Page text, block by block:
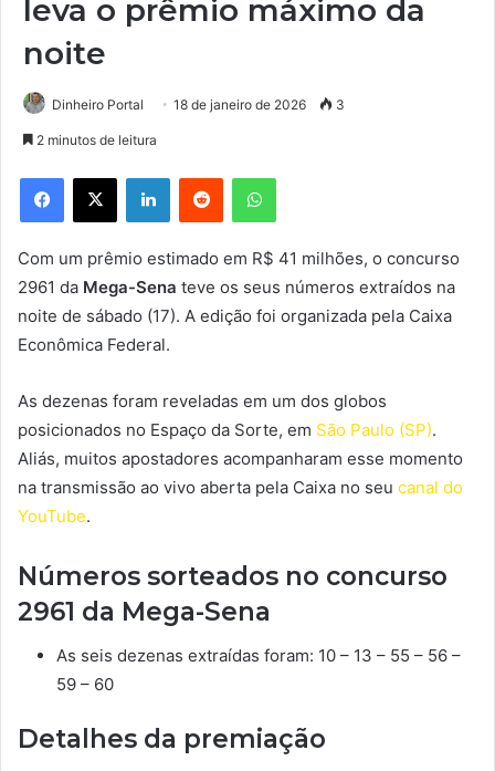
leva o prêmio máximo da
noite
Dinheiro Portal 18 de janeiro de 2026 3
2 minutos de leitura
Facebook
X LinkedinReddit WhatsApp
Com um prêmio estimado em R$ 41 milhões, o concurso
2961 da Mega-Sena teve os seus números extraídos na
noite de sábado (17). A edição foi organizada pela Caixa
Econômica Federal.
As dezenas foram reveladas em um dos globos
posicionados no Espaço da Sorte, em São Paulo (SP).
Aliás, muitos apostadores acompanharam esse momento
na transmissão ao vivo aberta pela Caixa no seu canal do
YouTube.
Números sorteados no concurso
2961 da Mega-Sena
As seis dezenas extraídas foram: 10 – 13 – 55 – 56 –
59 – 60
Detalhes da premiação